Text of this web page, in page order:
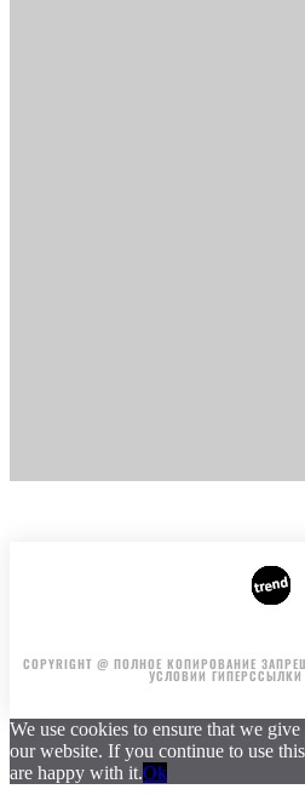
COPYRIGHT @ ПОЛНОЕ КОПИРОВАНИЕ
УСЛОВИИ ГИПЕРССЫЛКИ
We use cookies to ensure that we
our website. If you continue to use
are happy with it.Ok